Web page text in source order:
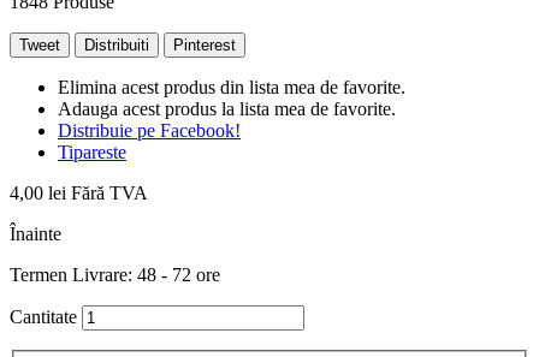
Tweet Distribuiti Pinterest
Elimina acest produs din lista mea de favorite.
Adauga acest produs la lista mea de favorite.
Distribuie pe Facebook!
Tipareste
4,00 lei Fără TVA
Înainte
Termen Livrare: 48 - 72 ore
Cantitate